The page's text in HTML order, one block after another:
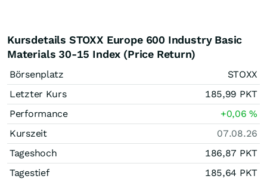
Kursdetails STOXX Europe 600 Industry Basic
Materials 30-15 Index (Price Return)
Börsenplatz
STOXX
Letzter Kurs
185,99 PKT
Performance
+0,06%
Kurszeit
07.08.26
Tageshoch
186,87 PKT
Tagestief
185,64 PKT